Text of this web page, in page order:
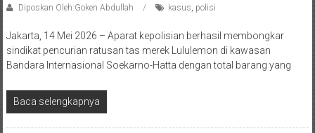
Diposkan Oleh:Goken Abdullah kasus, polisi
Jakarta, 14 Mei 2026 – Aparat kepolisian berhasil membongkar
sindikat pencurian ratusan tas merek Lululemon di kawasan
Bandara Internasional Soekarno-Hatta dengan total barang yang
Baca selengkapnya